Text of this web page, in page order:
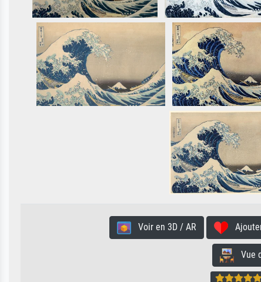
Voir en 3D / AR
Vue